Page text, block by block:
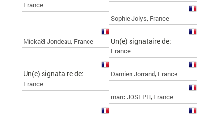
France
Sophie Jolys, France
Mickaël Jondeau, France Un(e) signataire de:
France
Un(e) signataire de:
France
Damien Jorrand, France
marc JOSEPH, France